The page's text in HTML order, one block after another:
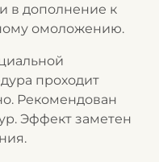
в дополнение к
омоложению.
проходит
Рекомендован
Эффект заметен